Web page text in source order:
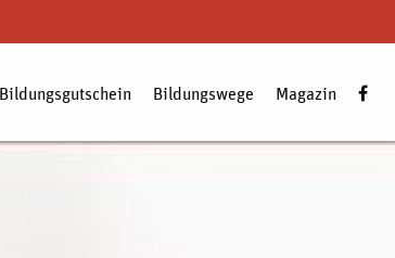
Bildungsgutschein Bildungswege Magazin